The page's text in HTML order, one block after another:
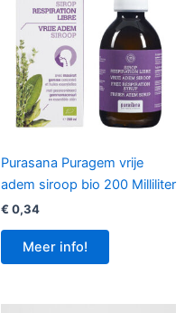
Purasana Puragem vrije
adem siroop bio 200 Milliliter
€ 0,34
Meer info!